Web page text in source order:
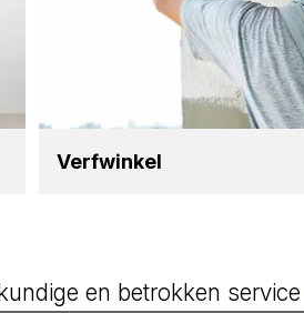
Verf­win­kel
en betrokken service